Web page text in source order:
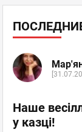
Наше
у казці!